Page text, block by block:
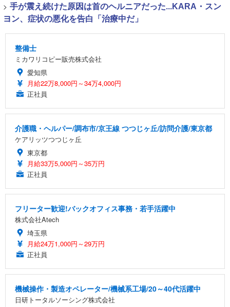
> 手が震え続けた原因は首のヘルニアだった...KARA・スン
ヨン、症状の悪化を告白「治療中だ」
整備士
ミカワリコピー販売株式会社
愛知県
月給22万8,000円～34万4,000円
正社員
介護職・ヘルパー/調布市/京王線 つつじヶ丘/訪問介護/東京都
ケアリッツつつじヶ丘
東京都
月給33万5,000円～35万円
正社員
フリーター歓迎!バックオフィス事務・若手活躍中
株式会社Atech
埼玉県
月給24万1,000円～29万円
正社員
機械操作・製造オペレーター/機械系工場/20～40代活躍中
日研トータルソーシング株式会社